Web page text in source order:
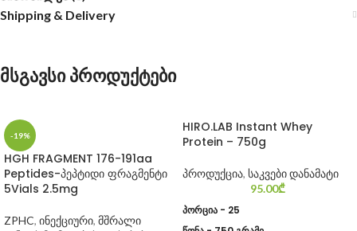
Shipping & Delivery
მსგავსი პროდუქტები
-19%
HGH FRAGMENT 176-191aa
Peptides-პეპტიდი ფრაგმენტი
5Vials 2.5mg
ZPHC, ინექციური, მშრალი
HIRO.LAB Instant Whey
Protein – 750g
პროდუქცია, საკვები დანამატი
95.00₾
პორცია - 25